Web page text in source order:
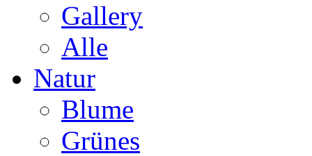
Gallery
Alle
Natur
Blume
Grünes